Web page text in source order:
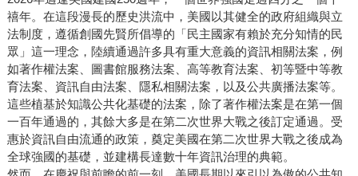
禧年。在這段漫長的歷史洪流中，美國以其健全的政府組織與立
法制度，遵循創國先賢所倡導的「民主國家有賴於充分知情的民
眾」這一理念，陸續通過許多具有重大意義的資訊相關法案，例
如著作權法案、圖書館服務法案、高等教育法案、初等暨中等教
育法案、資訊自由法案、隱私相關法案，以及公共廣播法案等。
這些植基於知識公共化基礎的法案，除了著作權法案是在第一個
一百年通過的，其餘大多是在第二次世界大戰之後訂定通過。受
惠於資訊自由流通的政策，奠定美國在第二次世界大戰之後成為
全球強國的基礎，並建構長達數十年資訊治理的典範。